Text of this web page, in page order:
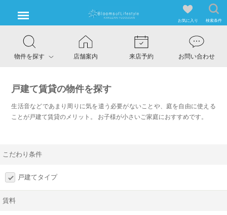
お気に入り 検索条件
物件を探す 店舗案内 来店予約 お問い合わせ
戸建て賃貸の物件を探す
生活音などであまり周りに気を遣う必要がないことや、庭を自由に使える
ことが戸建て賃貸のメリット。 お子様が小さいご家庭におすすめです。
こだわり条件
戸建てタイプ
賃料